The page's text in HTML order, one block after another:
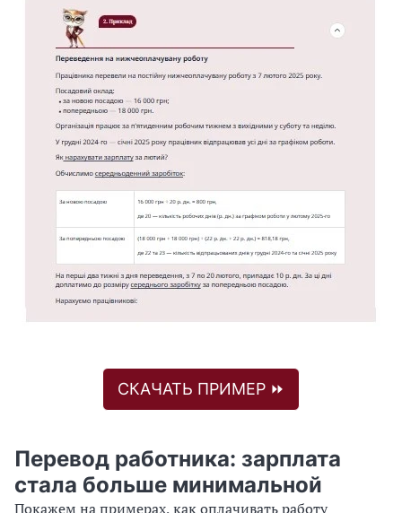
СКАЧАТЬ ПРИМЕР ⏩
Перевод работника: зарплата
стала больше минимальной
Покажем на примерах, как оплачивать работу